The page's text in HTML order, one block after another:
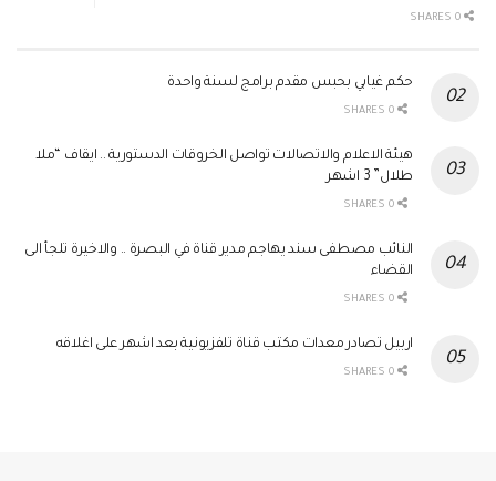
حكم غيابي بحبس مقدم برامج لسنة واحدة
هيئة الاعلام والاتصالات تواصل الخروقات الدستورية .. ايقاف “ملا
طلال” 3 اشهر
النائب مصطفى سند يهاجم مدير قناة في البصرة .. والاخيرة تلجأ الى
القضاء
اربيل تصادر معدات مكتب قناة تلفزيونية بعد اشهر على اغلاقه